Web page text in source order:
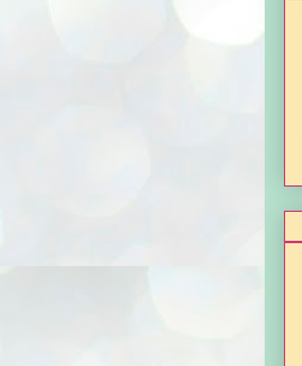
E.V.A, Coruja 3D, Embalagem de